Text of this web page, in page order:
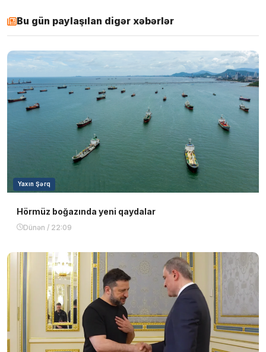
Bu gün paylaşılan digər xəbərlər
Yaxın Şərq
Hörmüz boğazında yeni qaydalar
Dünən / 22:09